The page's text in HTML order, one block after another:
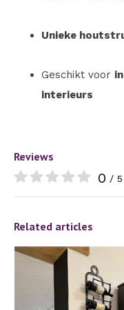
Unieke
Geschikt voor
interieurs
Reviews
0 / 5
Related articles